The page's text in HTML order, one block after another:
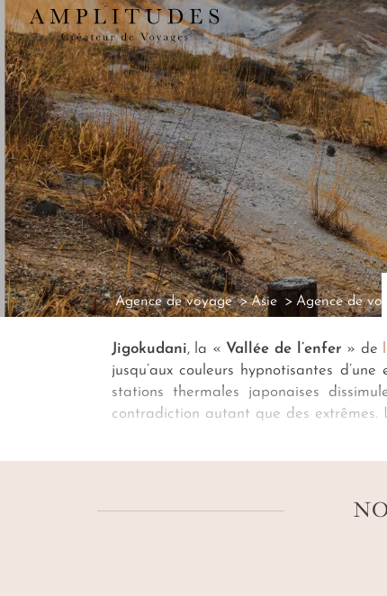
Agence de voyage Asie Agence de
Jigokudani, la « Vallée de l’enfer » de
jusqu’aux couleurs hypnotisantes
stations thermales japonaises
contradiction autant que des extrêmes.
lentement le littoral et sa ville.
sensoriel, puissant et inoubliable qui